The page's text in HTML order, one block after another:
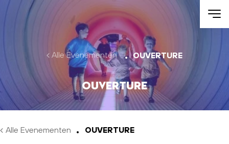
Skip to main content
Alle Evenementen OUVERTURE
OUVERTURE
Alle Evenementen OUVERTURE